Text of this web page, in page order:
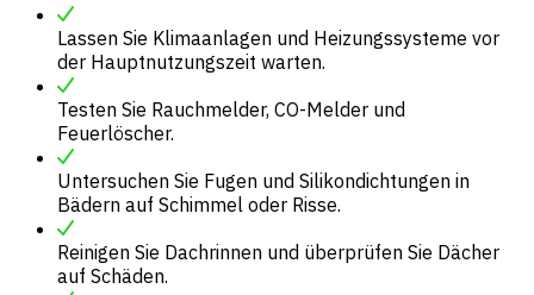
Lassen Sie Klimaanlagen und Heizungssysteme vor
der Hauptnutzungszeit warten.
Testen Sie Rauchmelder, CO-Melder und
Feuerlöscher.
Untersuchen Sie Fugen und Silikondichtungen in
Bädern auf Schimmel oder Risse.
Reinigen Sie Dachrinnen und überprüfen Sie Dächer
auf Schäden.